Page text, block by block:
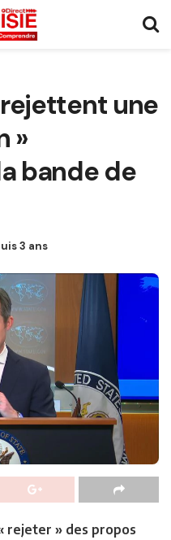
une
»
bande de
3 ans
rejeter » des propos